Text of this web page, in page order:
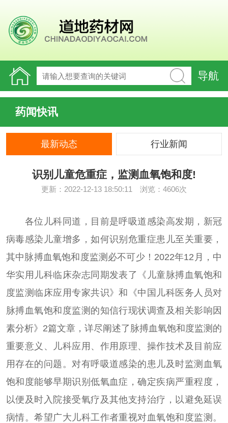
导航
药闻快讯
最新动态 行业新闻
识别儿童危重症，监测血氧饱和度!
更新：2022-12-13 18:50:11 浏览：4606次
各位儿科同道，目前是呼吸道感染高发期，新冠
病毒感染儿童增多，如何识别危重症患儿至关重要，
其中脉搏血氧饱和度监测必不可少！2022年12月，中
华实用儿科临床杂志同期发表了《儿童脉搏血氧饱和
度监测临床应用专家共识》和《中国儿科医务人员对
脉搏血氧饱和度监测的知信行现状调查及相关影响因
素分析》2篇文章，详尽阐述了脉搏血氧饱和度监测的
重要意义、儿科应用、作用原理、操作技术及目前应
用存在的问题。对有呼吸道感染的患儿及时监测血氧
饱和度能够早期识别低氧血症，确定疾病严重程度，
以便及时入院接受氧疗及其他支持治疗，以避免延误
病情。希望广大儿科工作者重视对血氧饱和度监测。